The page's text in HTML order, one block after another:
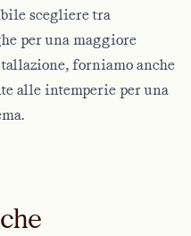
scegliere tra
per una maggiore
forniamo anche
alle intemperie per una